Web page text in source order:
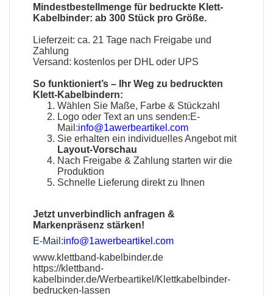
Mindestbestellmenge für bedruckte Klett-
Kabelbinder: ab 300 Stück pro Größe.
Lieferzeit: ca. 21 Tage nach Freigabe und
Zahlung
Versand: kostenlos per DHL oder UPS
So funktioniert’s – Ihr Weg zu bedruckten
Klett-Kabelbindern:
Wählen Sie Maße, Farbe & Stückzahl
Logo oder Text an uns senden:E-
Mail:info@1awerbeartikel.com
Sie erhalten ein individuelles Angebot mit
Layout-Vorschau
Nach Freigabe & Zahlung starten wir die
Produktion
Schnelle Lieferung direkt zu Ihnen
Jetzt unverbindlich anfragen &
Markenpräsenz stärken!
E-Mail:info@1awerbeartikel.com
www.klettband-kabelbinder.de
https://klettband-
kabelbinder.de/Werbeartikel/Klettkabelbinder-
bedrucken-lassen